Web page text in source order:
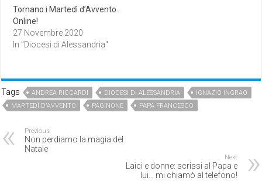
Tornano i Martedì d’Avvento.
Online!
27 Novembre 2020
In "Diocesi di Alessandria"
Tags ANDREA RICCARDI DIOCESI DI ALESSANDRIA
IGNAZIO INGRAO
MARTEDÌ D'AVVENTO
PAGINONE PAPA FRANCESCO
Previous
Non perdiamo la magia del
Natale
Next
Laici e donne: scrissi al Papa e
lui… mi chiamò al telefono!